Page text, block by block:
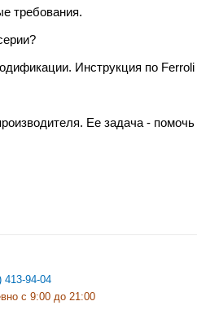
требования.
Инструкция по
Ее задача -
413-94-04
с 9:00 до 21:00